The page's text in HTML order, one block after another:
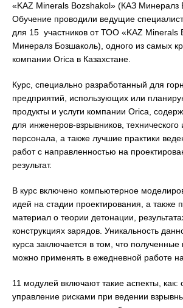
«KAZ Minerals Bozshakol» (КАЗ Минералз
Обучение проводили ведущие
для 15 участников от ТОО «KAZ Minerals
Минералз Бозшаколь), одного из самых
компании Orica в Казахстане.
Курс, специально разработанный для
предприятий, использующих или
продукты и услуги компании Orica,
для инженеров-взрывников,
персонала, а также лучшие практики
работ с направленностью на
результат.
В курс включено компьютерное
идей на стадии проектирования, а также
материал о теории детонации,
конструкциях зарядов. Уникальность
курса заключается в том, что полученные
можно применять в ежедневной работе
11 модулей включают такие аспекты, как:
управление рисками при ведении